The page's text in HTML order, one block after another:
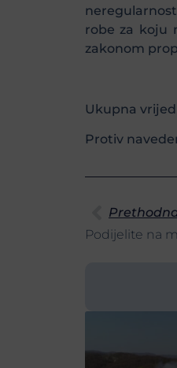
robe za koju
zakonom
Ukupna
Protiv
Podijelite na